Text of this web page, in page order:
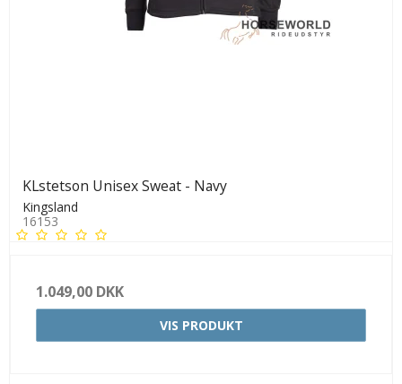
KLstetson Unisex Sweat - Navy
Kingsland
16153
1.049,00 DKK
VIS PRODUKT